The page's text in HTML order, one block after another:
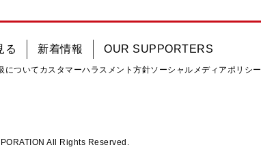
る 新着情報 OUR SUPPORTERS
について カスタマーハラスメント方針ソーシャルメディアポリシー
All Rights Reserved.